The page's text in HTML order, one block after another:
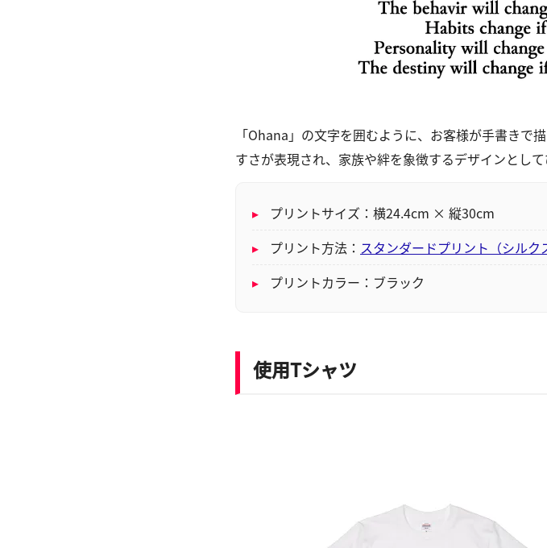
「Ohana」の文字を囲むように、お客様が手書きで
すさが表現され、家族や絆を象徴するデザインとして
▸
プリントサイズ：横24.4cm × 縦30cm
▸
プリント方法： スタンダードプリント（シルク
▸
プリントカラー：ブラック
使用Tシャツ